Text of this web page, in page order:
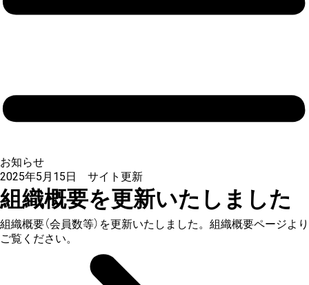
お知らせ
2025年5月15日
サイト更新
組織概要を更新いたしました
組織概要（会員数等）を更新いたしました。組織概要ページより
ご覧ください。